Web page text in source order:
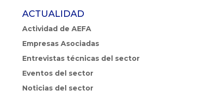
ACTUALIDAD
Actividad de AEFA
Empresas Asociadas
Entrevistas técnicas del sector
Eventos del sector
Noticias del sector